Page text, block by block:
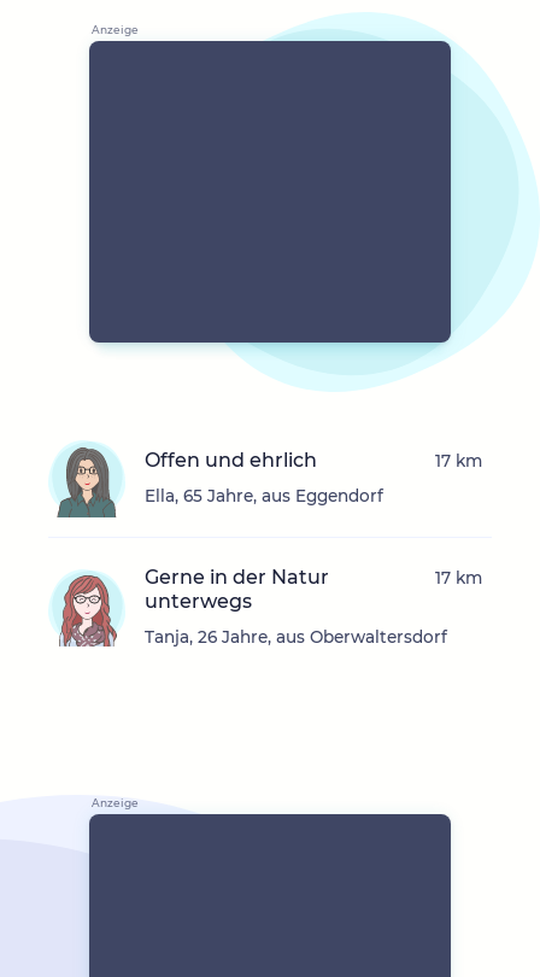
Offen und ehrlich
Ella, 65 Jahre, aus Eggendorf
17 km
Gerne in der Natur
unterwegs
Tanja, 26 Jahre, aus Oberwaltersdorf
17 km